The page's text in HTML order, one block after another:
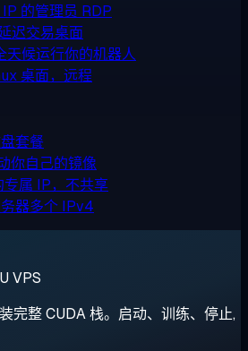
的管理员 RDP
迟交易桌面
天候运行你的机器人
桌面，远程
套餐
你自己的镜像
专属 IP，不共享
器多个 IPv4
VPS
完整 CUDA 栈。启动、训练、停止,